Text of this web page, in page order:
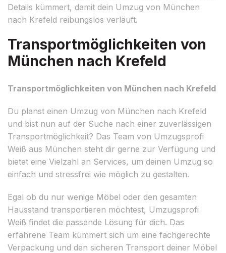
Details kümmert, damit dein Umzug von München
nach Krefeld reibungslos verläuft.
Transportmöglichkeiten von
München nach Krefeld
Transportmöglichkeiten von München nach Krefeld
Du planst einen Umzug von München nach Krefeld
und bist nun auf der Suche nach einer zuverlässigen
Transportmöglichkeit? Das Team von Umzugsprofi
Weiß aus München steht dir gerne zur Verfügung und
bietet eine Vielzahl an Services, um deinen Umzug so
einfach und stressfrei wie möglich zu gestalten.
Egal ob du nur wenige Möbel oder den gesamten
Hausstand transportieren möchtest, Umzugsprofi
Weiß findet die passende Lösung für dich. Das
erfahrene Team kümmert sich um eine fachgerechte
Verpackung und den sicheren Transport deiner Möbel